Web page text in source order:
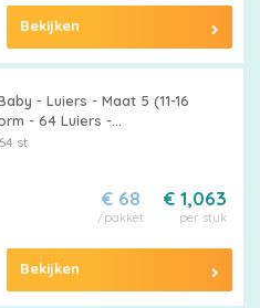
Bekijken
- Luiers - Maat 5 (11-16
- 64 Luiers -
- 2 stuks
st
€ 1,063
per stuk
€ 68
/pakket
Bekijken